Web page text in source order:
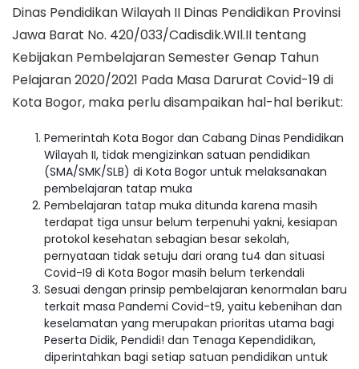
Dinas Pendidikan Wilayah II Dinas Pendidikan Provinsi
Jawa Barat No. 420/033/Cadisdik.WIl.II tentang
Kebijakan Pembelajaran Semester Genap Tahun
Pelajaran 2020/2021 Pada Masa Darurat Covid-19 di
Kota Bogor, maka perlu disampaikan hal-hal berikut:
Pemerintah Kota Bogor dan Cabang Dinas Pendidikan
Wilayah II, tidak mengizinkan satuan pendidikan
(SMA/SMK/SLB) di Kota Bogor untuk melaksanakan
pembelajaran tatap muka
Pembelajaran tatap muka ditunda karena masih
terdapat tiga unsur belum terpenuhi yakni, kesiapan
protokol kesehatan sebagian besar sekolah,
pernyataan tidak setuju dari orang tu4 dan situasi
Covid-I9 di Kota Bogor masih belum terkendali
Sesuai dengan prinsip pembelajaran kenormalan baru
terkait masa Pandemi Covid-t9, yaitu kebenihan dan
keselamatan yang merupakan prioritas utama bagi
Peserta Didik, Pendidi! dan Tenaga Kependidikan,
diperintahkan bagi setiap satuan pendidikan untuk